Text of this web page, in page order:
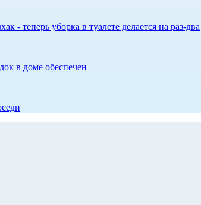
- теперь уборка в туалете делается на раз-два
в доме обеспечен